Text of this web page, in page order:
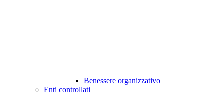
Benessere organizzativo
Enti controllati